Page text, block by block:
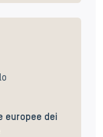
europee dei